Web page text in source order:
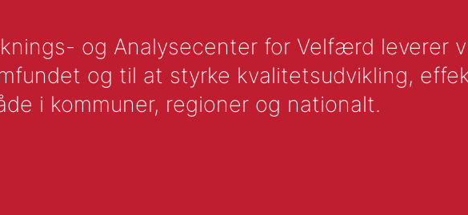
og Analysecenter for Velfærd leverer
og til at styrke kvalitetsudvikling,
i kommuner, regioner og nationalt.